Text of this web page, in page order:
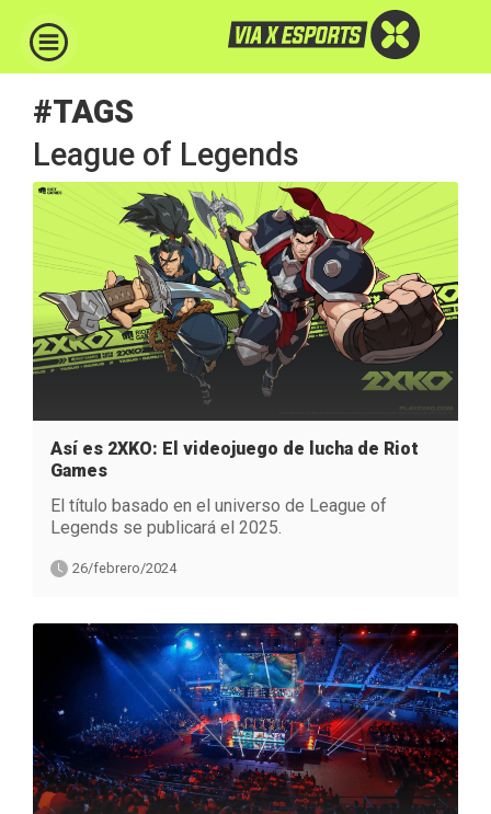
#TAGS
League of Legends
Así es 2XKO: El videojuego de lucha de Riot
Games
El título basado en el universo de League of
Legends se publicará el 2025.
26/febrero/2024